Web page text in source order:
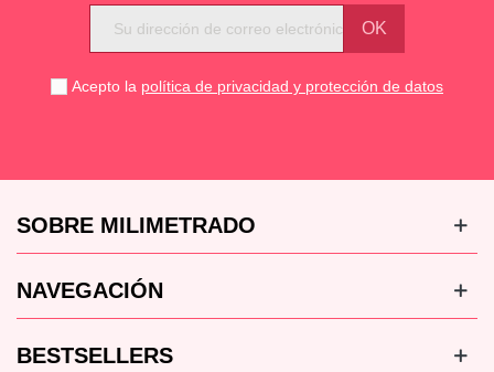
Acepto la política de privacidad y protección de datos
SOBRE MILIMETRADO
NAVEGACIÓN
BESTSELLERS